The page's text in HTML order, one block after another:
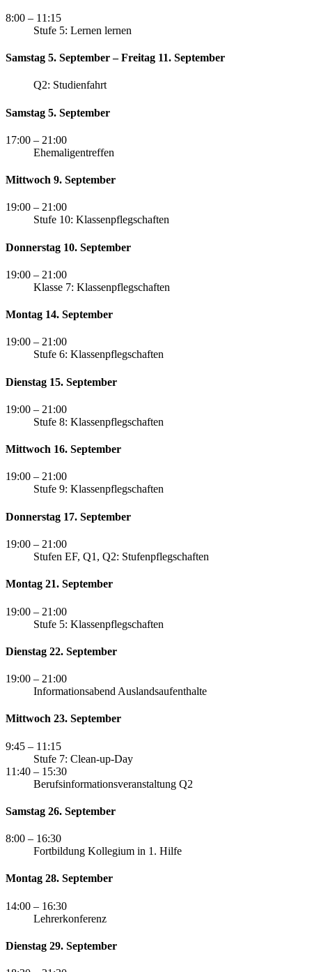
8:00 – 11:15
Stufe 5: Lernen lernen
Samstag 5. September – Freitag 11. September
Q2: Studienfahrt
Samstag 5. September
17:00 – 21:00
Ehemaligentreffen
Mittwoch 9. September
19:00 – 21:00
Stufe 10: Klassenpflegschaften
Donnerstag 10. September
19:00 – 21:00
Klasse 7: Klassenpflegschaften
Montag 14. September
19:00 – 21:00
Stufe 6: Klassenpflegschaften
Dienstag 15. September
19:00 – 21:00
Stufe 8: Klassenpflegschaften
Mittwoch 16. September
19:00 – 21:00
Stufe 9: Klassenpflegschaften
Donnerstag 17. September
19:00 – 21:00
Stufen EF, Q1, Q2: Stufenpflegschaften
Montag 21. September
19:00 – 21:00
Stufe 5: Klassenpflegschaften
Dienstag 22. September
19:00 – 21:00
Informationsabend Auslandsaufenthalte
Mittwoch 23. September
9:45 – 11:15
Stufe 7: Clean-up-Day
11:40 – 15:30
Berufsinformationsveranstaltung Q2
Samstag 26. September
8:00 – 16:30
Fortbildung Kollegium in 1. Hilfe
Montag 28. September
14:00 – 16:30
Lehrerkonferenz
Dienstag 29. September